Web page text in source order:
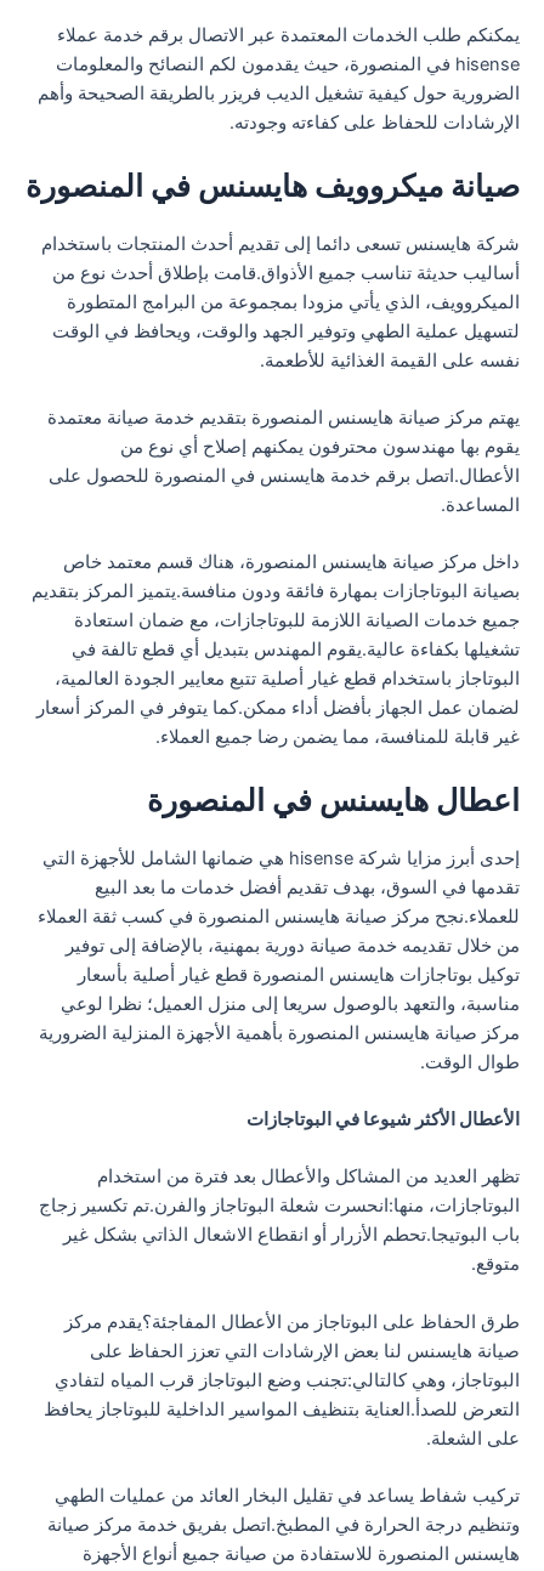
يمكنكم طلب الخدمات المعتمدة عبر الاتصال برقم خدمة عملاء
hisense في المنصورة، حيث يقدمون لكم النصائح والمعلومات
الضرورية حول كيفية تشغيل الديب فريزر بالطريقة الصحيحة وأهم
الإرشادات للحفاظ على كفاءته وجودته.
صيانة ميكروويف هايسنس في المنصورة
شركة هايسنس تسعى دائما إلى تقديم أحدث المنتجات باستخدام
أساليب حديثة تناسب جميع الأذواق.قامت بإطلاق أحدث نوع من
الميكروويف، الذي يأتي مزودا بمجموعة من البرامج المتطورة
لتسهيل عملية الطهي وتوفير الجهد والوقت، ويحافظ في الوقت
نفسه على القيمة الغذائية للأطعمة.
يهتم مركز صيانة هايسنس المنصورة بتقديم خدمة صيانة معتمدة
يقوم بها مهندسون محترفون يمكنهم إصلاح أي نوع من
الأعطال.اتصل برقم خدمة هايسنس في المنصورة للحصول على
المساعدة.
داخل مركز صيانة هايسنس المنصورة، هناك قسم معتمد خاص
بصيانة البوتاجازات بمهارة فائقة ودون منافسة.يتميز المركز بتقديم
جميع خدمات الصيانة اللازمة للبوتاجازات، مع ضمان استعادة
تشغيلها بكفاءة عالية.يقوم المهندس بتبديل أي قطع تالفة في
البوتاجاز باستخدام قطع غيار أصلية تتبع معايير الجودة العالمية،
لضمان عمل الجهاز بأفضل أداء ممكن.كما يتوفر في المركز أسعار
غير قابلة للمنافسة، مما يضمن رضا جميع العملاء.
اعطال هايسنس في المنصورة
إحدى أبرز مزايا شركة hisense هي ضمانها الشامل للأجهزة التي
تقدمها في السوق، بهدف تقديم أفضل خدمات ما بعد البيع
للعملاء.نجح مركز صيانة هايسنس المنصورة في كسب ثقة العملاء
من خلال تقديمه خدمة صيانة دورية بمهنية، بالإضافة إلى توفير
توكيل بوتاجازات هايسنس المنصورة قطع غيار أصلية بأسعار
مناسبة، والتعهد بالوصول سريعا إلى منزل العميل؛ نظرا لوعي
مركز صيانة هايسنس المنصورة بأهمية الأجهزة المنزلية الضرورية
طوال الوقت.
الأعطال الأكثر شيوعا في البوتاجازات
تظهر العديد من المشاكل والأعطال بعد فترة من استخدام
البوتاجازات، منها:انحسرت شعلة البوتاجاز والفرن.تم تكسير زجاج
باب البوتيجا.تحطم الأزرار أو انقطاع الاشعال الذاتي بشكل غير
متوقع.
طرق الحفاظ على البوتاجاز من الأعطال المفاجئة؟يقدم مركز
صيانة هايسنس لنا بعض الإرشادات التي تعزز الحفاظ على
البوتاجاز، وهي كالتالي:تجنب وضع البوتاجاز قرب المياه لتفادي
التعرض للصدأ.العناية بتنظيف المواسير الداخلية للبوتاجاز يحافظ
على الشعلة.
تركيب شفاط يساعد في تقليل البخار العائد من عمليات الطهي
وتنظيم درجة الحرارة في المطبخ.اتصل بفريق خدمة مركز صيانة
هايسنس المنصورة للاستفادة من صيانة جميع أنواع الأجهزة